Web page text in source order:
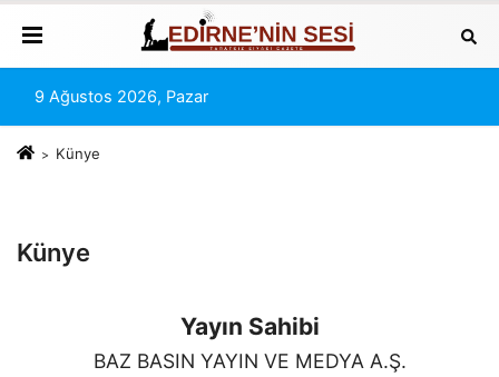
9 Ağustos 2026, Pazar
Künye
Künye
Yayın Sahibi
BAZ BASIN YAYIN VE MEDYA A.Ş.